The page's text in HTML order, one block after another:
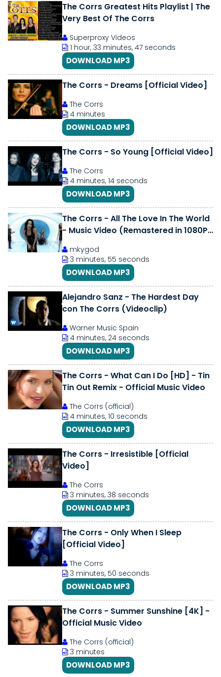
The Corrs Greatest Hits Playlist | The
Very Best Of The Corrs
Superproxy Videos
1 hour, 33 minutes, 47 seconds
DOWNLOAD MP3
The Corrs - Dreams [Official Video]
The Corrs
4 minutes
DOWNLOAD MP3
The Corrs - So Young [Official Video]
The Corrs
4 minutes, 14 seconds
DOWNLOAD MP3
The Corrs - All The Love In The World
- Music Video (Remastered in 1080P
mkygod
3 minutes, 55 seconds
DOWNLOAD MP3
Alejandro Sanz - The Hardest Day
con The Corrs (Videoclip)
Warner Music Spain
4 minutes, 24 seconds
DOWNLOAD MP3
The Corrs - What Can I Do [HD] - Tin
Tin Out Remix - Official Music Video
The Corrs (official)
4 minutes, 10 seconds
DOWNLOAD MP3
The Corrs - Irresistible [Official
Video]
The Corrs
3 minutes, 38 seconds
DOWNLOAD MP3
The Corrs - Only When I Sleep
[Official Video]
The Corrs
3 minutes, 50 seconds
DOWNLOAD MP3
The Corrs - Summer Sunshine [4K] -
Official Music Video
The Corrs (official)
3 minutes
DOWNLOAD MP3